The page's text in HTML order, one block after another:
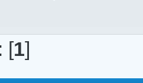
[1]